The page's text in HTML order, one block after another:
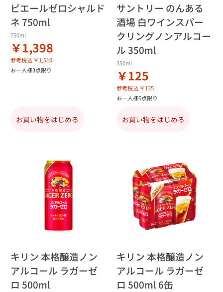
ピエールゼロシャルド
ネ 750ml
750ml
￥1,398
参考税込 ￥1,510
お一人様3点限り
お買い物をはじめる
サントリー のんある
酒場 白ワインスパー
クリングノンアルコー
ル 350ml
350ml
￥125
参考税込 ￥135
お一人様6点限り
お買い物をはじめる
キリン 本格醸造ノン
アルコール ラガーゼ
ロ 500ml
キリン 本格醸造ノン
アルコール ラガーゼ
ロ 500ml 6缶